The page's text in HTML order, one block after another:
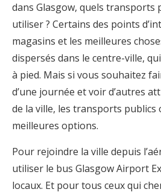
dans Glasgow, quels transports
utiliser ? Certains des points
magasins et les meilleures
dispersés dans le centre-ville,
à pied. Mais si vous souhaitez
d’une journée et voir d’autres
de la ville, les transports
meilleures options.
Pour rejoindre la ville depuis
utiliser le bus Glasgow Airport
locaux. Et pour tous ceux qui